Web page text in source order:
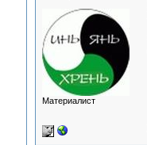
Материалист